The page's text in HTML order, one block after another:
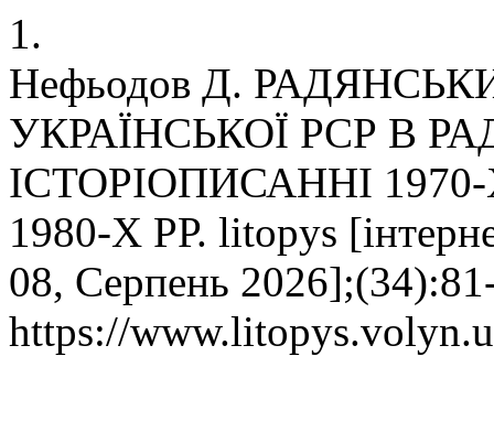
1.
Нефьодов Д.
УКРАЇНСЬКОЇ РСР В
ІСТОРІОПИСАННІ
1980-Х РР. litopys
08, Серпень
https://